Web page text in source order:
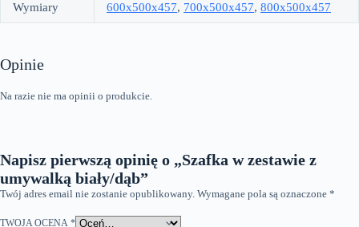
Wymiary 600x500x457, 700x500x457, 800x500x457
Opinie
Na razie nie ma opinii o produkcie.
Napisz pierwszą opinię o „Szafka w zestawie z
umywalką biały/dąb”
Twój adres email nie zostanie opublikowany. Wymagane pola są oznaczone *
TWOJA OCENA *